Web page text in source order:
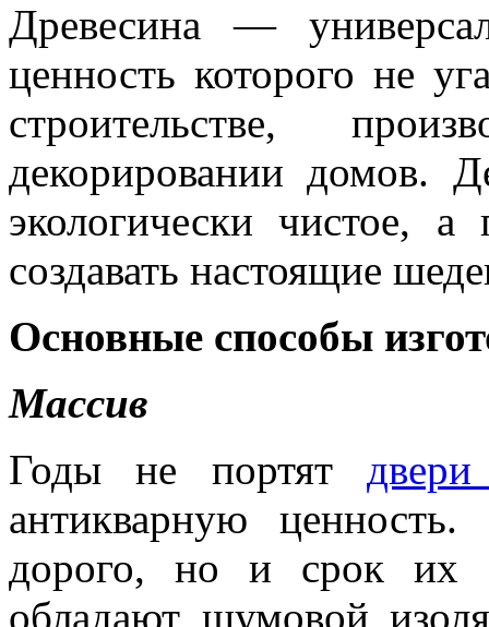
Древесина —
ценность которого не
строительстве,
декорировании домов.
экологически чистое, а
создавать настоящие
Основные способы
Массив
Годы не портят
антикварную
дорого, но и срок их
обладают шумовой